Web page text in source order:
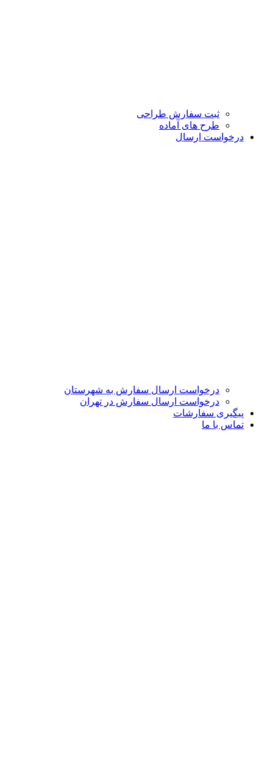
ثبت سفارش طراحی
طرح های آماده
درخواست ارسال
درخواست ارسال سفارش به شهرستان
درخواست ارسال سفارش در تهران
پیگیری سفارشات
تماس با ما